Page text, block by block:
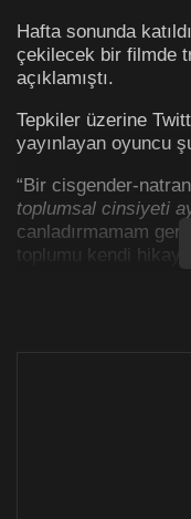
Hafta sonunda
çekilecek bir filmde
açıklamıştı.
Tepkiler üzerine
yayınlayan oyuncu
“Bir cisgender-
toplumsal cinsiyeti
canladırmamam
toplumu kendi
daha kapsamlı
Berry’nin bu
memnuniyetle
da örnek olması